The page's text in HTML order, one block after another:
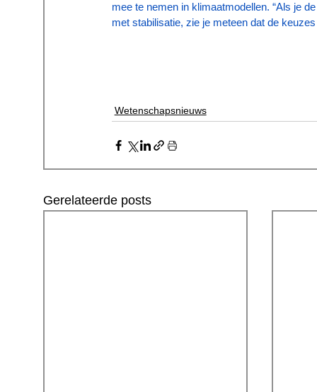
mee te nemen in klimaatmodellen. “Als je
met stabilisatie, zie je meteen dat de
Wetenschapsnieuws
Gerelateerde posts